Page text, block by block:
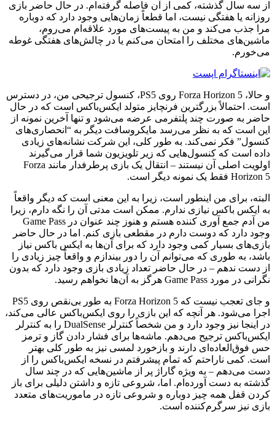
از سه سال گذشته، کمی از آن فاصله گرفته‌ام. در حال حاضر بازی
روزانه یا هفتگی نیست، اما قطعاً زمان‌هایی وجود دارد که دوباره
مرا جذب می‌کند و من به پیست‌های مورد علاقه‌ام می‌روم،
ماشین‌های مختلف را امتحان می‌کنم یا در چالش‌های هفتگی غوطه
می‌خورم.
و حالا، Forza Horizon 5 روی PS5، کنسول ترجیحی من، در دسترس
است. احتمالاً بزرگترین فرنچایز متولد ایکس‌باکس است که در حال
حاضر به صورت چند پلتفرمی عرضه می‌شود و تنها آخرین نمونه از
این است که به نظر می‌رسد مایکروسافت دیگر به “انحصاری‌های
کنسول” فکر نمی‌کند. به طور کلی، این شرکت نشانه‌های زیادی
داده است که کنسول‌هایی که زیر تلویزیون شما قرار می‌گیرند
اولویت اصلی آن نیستند – انتقال یک بازی پرطرفدار مانند Forza
Horizon 5 فقط یک نمونه دیگر است.
البته، برای من اینطور است، زیرا به این معنی است که دیگر واقعاً
به ایکس باکس نیازی ندارم. ممکن است مدتی آن را نگه دارم، زیرا
من آدم جمع آوری کننده هستم و هنوز چند عنوان در Game Pass
وجود دارد که دوست دارم در مقطعی بازی کنم. اما در حال حاضر
بازی‌های بسیار کمی وجود دارد که برای آن‌ها به ایکس باکس نیاز
باشد، به طوری که می‌توانم آن را دور بیندازم و واقعاً چیز زیادی را
از دست ندهم – در حال حاضر تعداد زیادی بازی وجود دارد که بدون
نگرانی در مورد Game Pass هرگز به آن‌ها نخواهم رسید.
و جای تعجب نیست که Forza Horizon 5 به طور بی‌نقص روی PS5
اجرا می‌شود. هر آنچه که این بازی را روی ایکس‌باکس عالی می‌کند،
در اینجا نیز وجود دارد و من شخصاً کنترلر DualSense را به کنترلر
ایکس‌باکس ترجیح می‌دهم. ماشه‌ها برای فشار دادن گاز و ترمز
حس فوق‌العاده‌ای دارند و بازخورد لمسی نیز به طور کلی بهتر
است. کمی ناراحتم که تمام پیشرفتم در نسخه ایکس‌باکس را از
دست می‌دهم – به ویژه گاراژ پر از ماشین‌هایی که در چند سال
گذشته به دست آورده‌ام. اما، شروعی تازه و داشتن دلیلی برای باز
کردن قفل همه چیز دوباره و شروعی تازه در ماموریت‌های متعدد
بازی نیز سرگرم‌کننده است.